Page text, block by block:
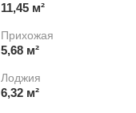
11,45 м²
Прихожая
5,68 м²
Лоджия
6,32 м²